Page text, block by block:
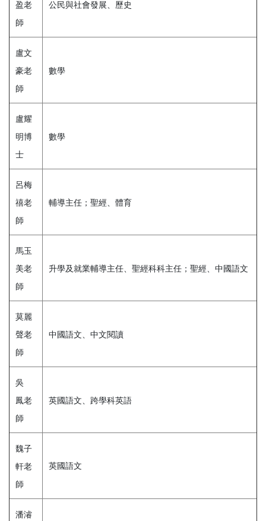
盈老
師
公民與社會發展、歷史
盧文
豪老
師
數學
盧耀
明博
士
數學
呂梅
禧老
師
輔導主任；聖經、體育
馬玉
美老
師
升學及就業輔導主任、聖經科科主任；聖經、中國語文
莫麗
聲老
師
中國語文、中文閱讀
吳
鳳老
師
英國語文、跨學科英語
魏子
軒老
師
英國語文
潘濬